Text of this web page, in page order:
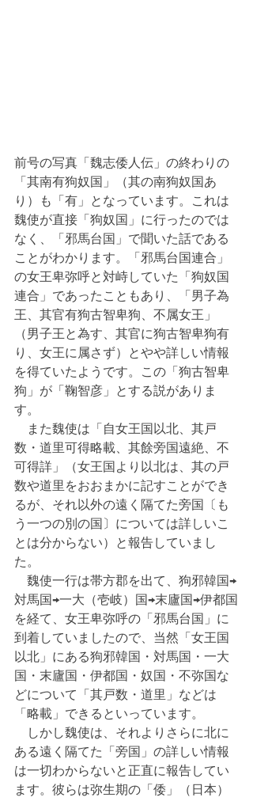
前号の写真「魏志倭人伝」の終わりの
「其南有狗奴国」（其の南狗奴国あ
り）も「有」となっています。これは
魏使が直接「狗奴国」に行ったのでは
なく、「邪馬台国」で聞いた話である
ことがわかります。「邪馬台国連合」
の女王卑弥呼と対峙していた「狗奴国
連合」であったこともあり、「男子為
王、其官有狗古智卑狗、不属女王」
（男子王と為す、其官に狗古智卑狗有
り、女王に属さず）とやや詳しい情報
を得ていたようです。この「狗古智卑
狗」が「鞠智彦」とする説がありま
す。
また魏使は「自女王国以北、其戸
数・道里可得略載、其餘旁国遠絶、不
可得詳」（女王国より以北は、其の戸
数や道里をおおまかに記すことができ
るが、それ以外の遠く隔てた旁国〔も
う一つの別の国〕については詳しいこ
とは分からない）と報告していまし
た。
魏使一行は帯方郡を出て、狗邪韓国→
対馬国→一大（壱岐）国→末廬国→伊都国
を経て、女王卑弥呼の「邪馬台国」に
到着していましたので、当然「女王国
以北」にある狗邪韓国・対馬国・一大
国・末廬国・伊都国・奴国・不弥国な
どについて「其戸数・道里」などは
「略載」できるといっています。
しかし魏使は、それよりさらに北に
ある遠く隔てた「旁国」の詳しい情報
は一切わからないと正直に報告してい
ます。彼らは弥生期の「倭」（日本）